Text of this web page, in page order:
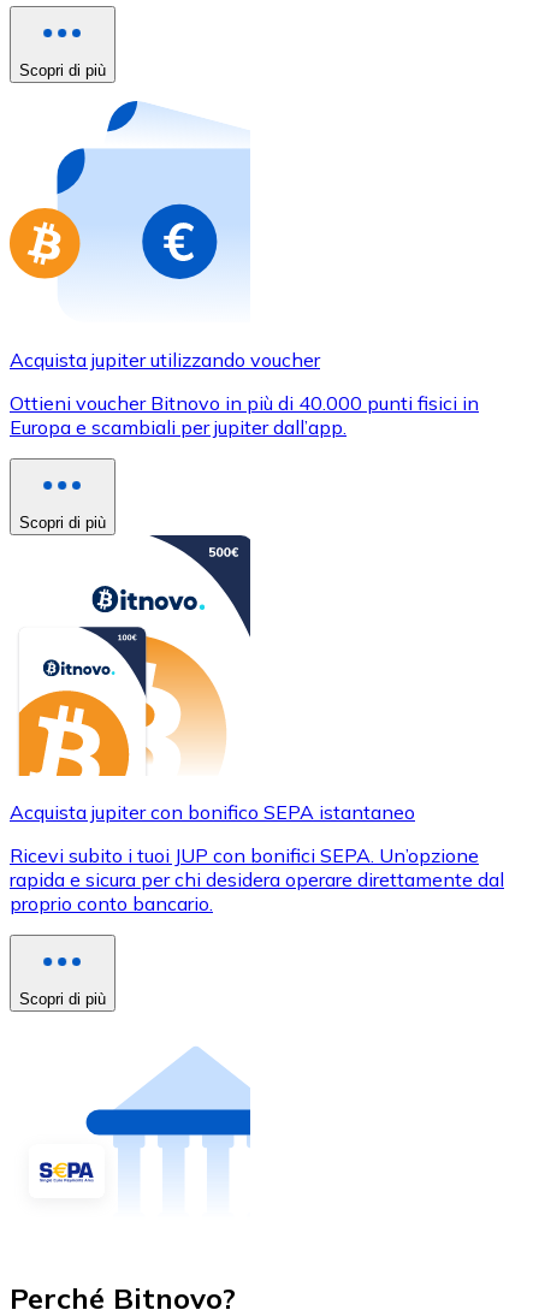
Acquista con carta
Acquista gift card dei tuoi marchi preferiti con
Vai al negozio di carte regalo
Scopri di più
Acquista jupiter utilizzando voucher
Ottieni voucher Bitnovo in più di 40.000 punti fisici in
Europa e scambiali per jupiter dall’app.
Scopri di più
Acquista jupiter con bonifico SEPA istantaneo
Ricevi subito i tuoi JUP con bonifici SEPA. Un’opzione
rapida e sicura per chi desidera operare direttamente dal
proprio conto bancario.
Scopri di più
Perché Bitnovo?